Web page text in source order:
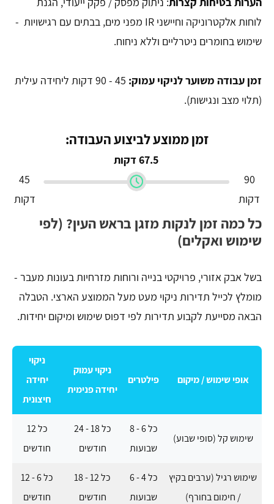
לוחות אלקטרוניקה וחיישני IR מפני מים, בבתים עם רגישויות -
שימוש בחומרים ניטרליים וללא ניחוח.
זמן עבודה משוער לניקוי עמוק:
45 - 90 דקות ליחידה עילית
(תלוי מצב ונגישות).
זמן ממוצע לביצוע העבודה:
67.5 דקות
90
דקות
45
דקות
כל כמה זמן לנקות מזגן בראש העין? (לפי
שימוש ואקלים)
בשל אבק אזורי, פרויקטי בנייה ורוחות מזרחיות בעונות מעבר -
מומלץ לכייל תדירות ניקוי מעט מעל הממוצע הארצי. הטבלה
הבאה מסייעת לקבוע תדירות לפי דפוס שימוש ומיקום יחידות.
אופי שימוש / מיקום פילטרים
ניקוי עמוק
יחידה פנימית
ניקוי
יחידה
חיצונית
שימוש קל (סופי שבוע)
כל 6 - 8
שבועות
כל 18 - 24
חודשים
כל 12
חודשים
שימוש רגיל (ערבים בקיץ
/ חימום בחורף)
כל 4 - 6
שבועות
כל 12 - 18
חודשים
כל 6 - 12
חודשים